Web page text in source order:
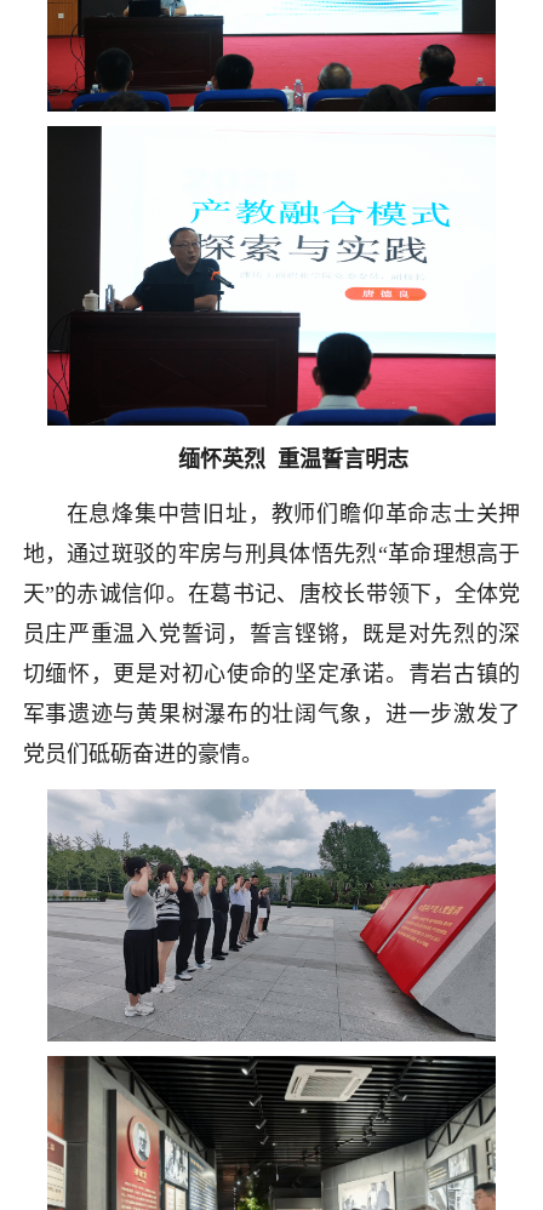
缅怀英烈 重温誓言明志
在息烽集中营旧址，教师们瞻仰革命志士关押
地，通过斑驳的牢房与刑具体悟先烈“革命理想高于
天”的赤诚信仰。在葛书记、唐校长带领下，全体党
员庄严重温入党誓词，誓言铿锵，既是对先烈的深
切缅怀，更是对初心使命的坚定承诺。青岩古镇的
军事遗迹与黄果树瀑布的壮阔气象，进一步激发了
党员们砥砺奋进的豪情。